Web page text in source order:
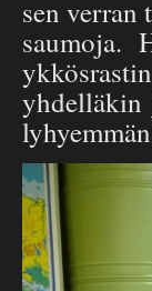
sen
saumoja.
yhdelläkin